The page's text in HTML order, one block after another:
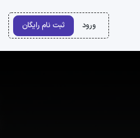
ورود ثبت نام رایگان